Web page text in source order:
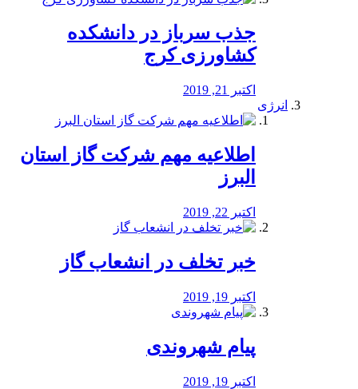
جذب سرباز در دانشکده
کشاورزی کرج
اکتبر 21, 2019
انرژی
️اطلاعیه مهم شرکت گاز استان
البرز
اکتبر 22, 2019
خبر تخلف در انشعاب گاز
اکتبر 19, 2019
پیام شهروندی
اکتبر 19, 2019